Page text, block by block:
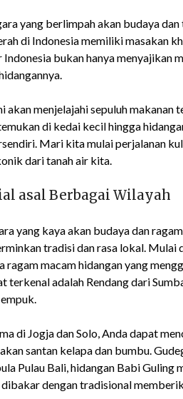
yang berlimpah akan budaya
di Indonesia memiliki masakan
Indonesia bukan hanya menyajikan
akan menjelajahi sepuluh
di kedai kecil hingga
Mari kita mulai perjalanan
dari tanah air kita.
asal Berbagai Wilayah
yang kaya akan budaya dan
tradisi dan rasa lokal. Mulai
ragam macam hidangan yang
terkenal adalah Rendang dari
di Jogja dan Solo, Anda dapat
santan kelapa dan bumbu.
Pulau Bali, hidangan Babi
dengan tradisional